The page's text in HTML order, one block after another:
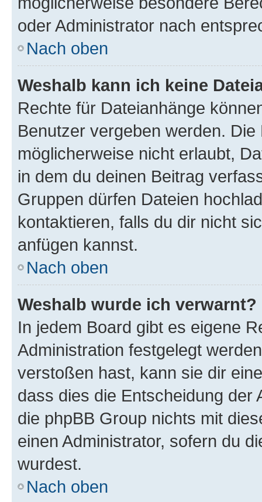
oder Administrator nach
Nach oben
Weshalb kann ich keine
Rechte für Dateianhänge
Benutzer vergeben werden.
möglicherweise nicht erlaubt,
in dem du deinen Beitrag
Gruppen dürfen Dateien
kontaktieren, falls du dir nicht
anfügen kannst.
Nach oben
Weshalb wurde ich verwarnt?
In jedem Board gibt es eigene
Administration festgelegt
verstoßen hast, kann sie dir
dass dies die Entscheidung der
die phpBB Group nichts mit
einen Administrator, sofern du
wurdest.
Nach oben